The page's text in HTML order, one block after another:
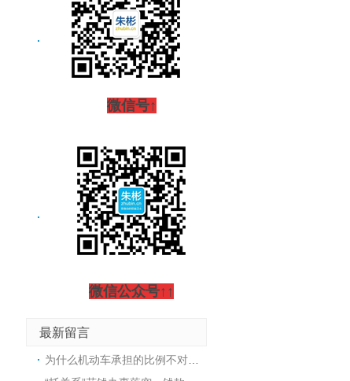
微信号↑
微信公众号↑↑
最新留言